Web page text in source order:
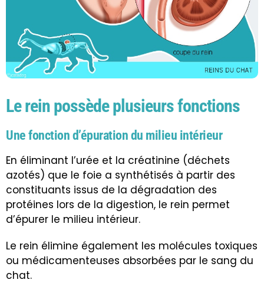
Le rein possède plusieurs fonctions
Une fonction d’épuration du milieu intérieur
En éliminant l’urée et la créatinine (déchets
azotés) que le foie a synthétisés à partir des
constituants issus de la dégradation des
protéines lors de la digestion, le rein permet
d’épurer le milieu intérieur.
Le rein élimine également les molécules toxiques
ou médicamenteuses absorbées par le sang du
chat.